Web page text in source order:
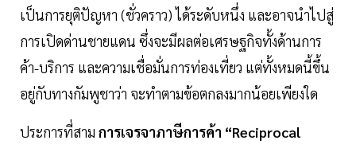
เป็นการยุติปัญหา (ชั่วคราว) ได้ระดับหนึ่ง และอาจนำไปสู่
การเปิดด่านชายแดน ซึ่งจะมีผลต่อเศรษฐกิจทั้งด้านการ
ค้า-บริการ และความเชื่อมั่นการท่องเที่ยว แต่ทั้งหมดนี้ขึ้น
อยู่กับทางกัมพูชาว่า จะทำตามข้อตกลงมากน้อยเพียงใด
ประการที่สาม การเจรจาภาษีการค้า “Reciprocal